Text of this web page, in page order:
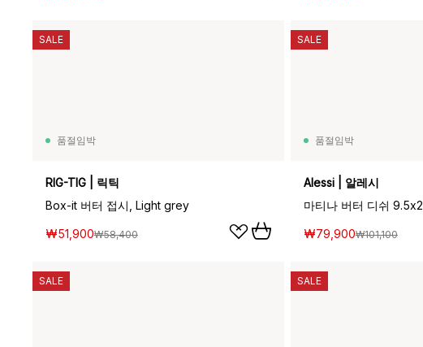
품절임박
RIG-TIG | 릭틱
Box-it 버터 접시, Light grey
₩51,900₩58,400
SALE
품절임박
Alessi | 알레시
₩79,900₩101,100
SALE
SALE SALE